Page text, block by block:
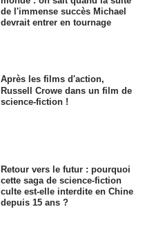
de l'immense succès Michael
devrait entrer en tournage
Après les films d'action,
Russell Crowe dans un film de
science-fiction !
Retour vers le futur : pourquoi
cette saga de science-fiction
culte est-elle interdite en Chine
depuis 15 ans ?